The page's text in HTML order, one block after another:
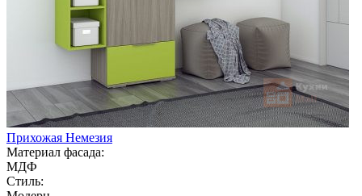
Прихожая Немезия
Материал фасада:
МДФ
Стиль: